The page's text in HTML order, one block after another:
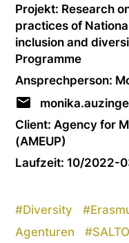
Projekt: Research
practices of
inclusion and
Programme
Ansprechperson:
Client: Agency for
(AMEUP)
Laufzeit: 10/2022-
#Diversity #
Agenturen
#SALTO